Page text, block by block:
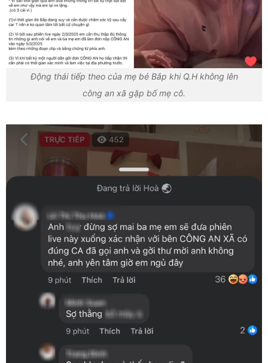
Động thái tiếp theo của mẹ bé Bắp khi Q.H không lên
công an xã gặp bố mẹ cô.